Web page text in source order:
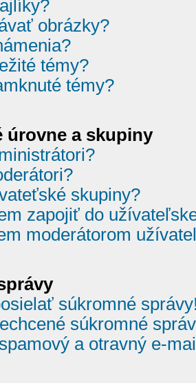
obrázky?
témy?
témy?
úrovne a skupiny
skupiny?
zapojiť do
moderátorom
súkromné
súkromné
a otravný e-